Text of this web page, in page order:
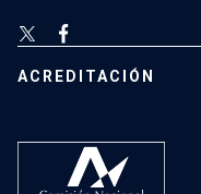
ACREDITACIÓN